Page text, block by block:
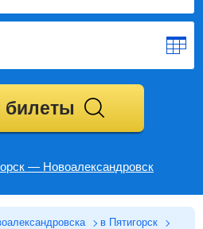
билеты
— Новоалександровск
в Пятигорск